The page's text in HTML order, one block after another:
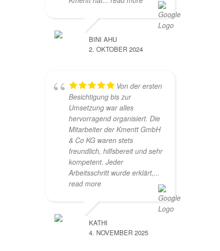
BINI AHU
2. OKTOBER 2024
Von der ersten
Besichtigung bis zur
Umsetzung war alles
hervorragend organisiert. Die
Mitarbeiter der Kmentt GmbH
& Co KG waren stets
freundlich, hilfsbereit und sehr
kompetent. Jeder
Arbeitsschritt wurde erklärt,...
read more
KATHI
4. NOVEMBER 2025